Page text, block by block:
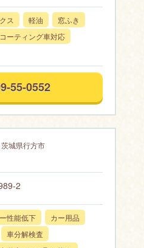
ス 軽油
窓ふき
コーティング車対応
55-0552
城県行方市
2
性能低下
カー用品
車分解検査